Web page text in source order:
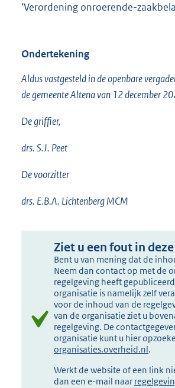
‘Verordening onroerende-
Ondertekening
Aldus vastgesteld in de openbare
de gemeente Altena van 12 december
De griffier,
drs. S.J. Peet
De voorzitter
drs. E.B.A. Lichtenberg MCM
Ziet u een fout in
Bent u van mening dat de
Neem dan contact op met de
regelgeving heeft
organisatie is namelijk zelf
voor de inhoud van de
van de organisatie ziet u
regelgeving. De
organisatie kunt u hier
organisaties.overheid.nl.
Werkt de website of een link
dan een e-mail naar